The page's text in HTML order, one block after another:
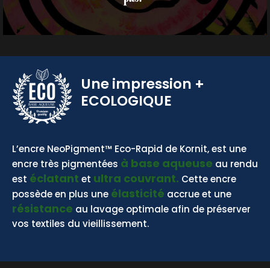
BASE AQUEUSE
Une impression +
ECOLOGIQUE
L’encre NeoPigment™ Eco-Rapid de Kornit, est une
encre très pigmentées à base aqueuse au rendu
est éclatant et ultra couvrant. Cette encre
possède en plus une élasticité accrue et une
résistance au lavage optimale afin de préserver
vos textiles du vieillissement.